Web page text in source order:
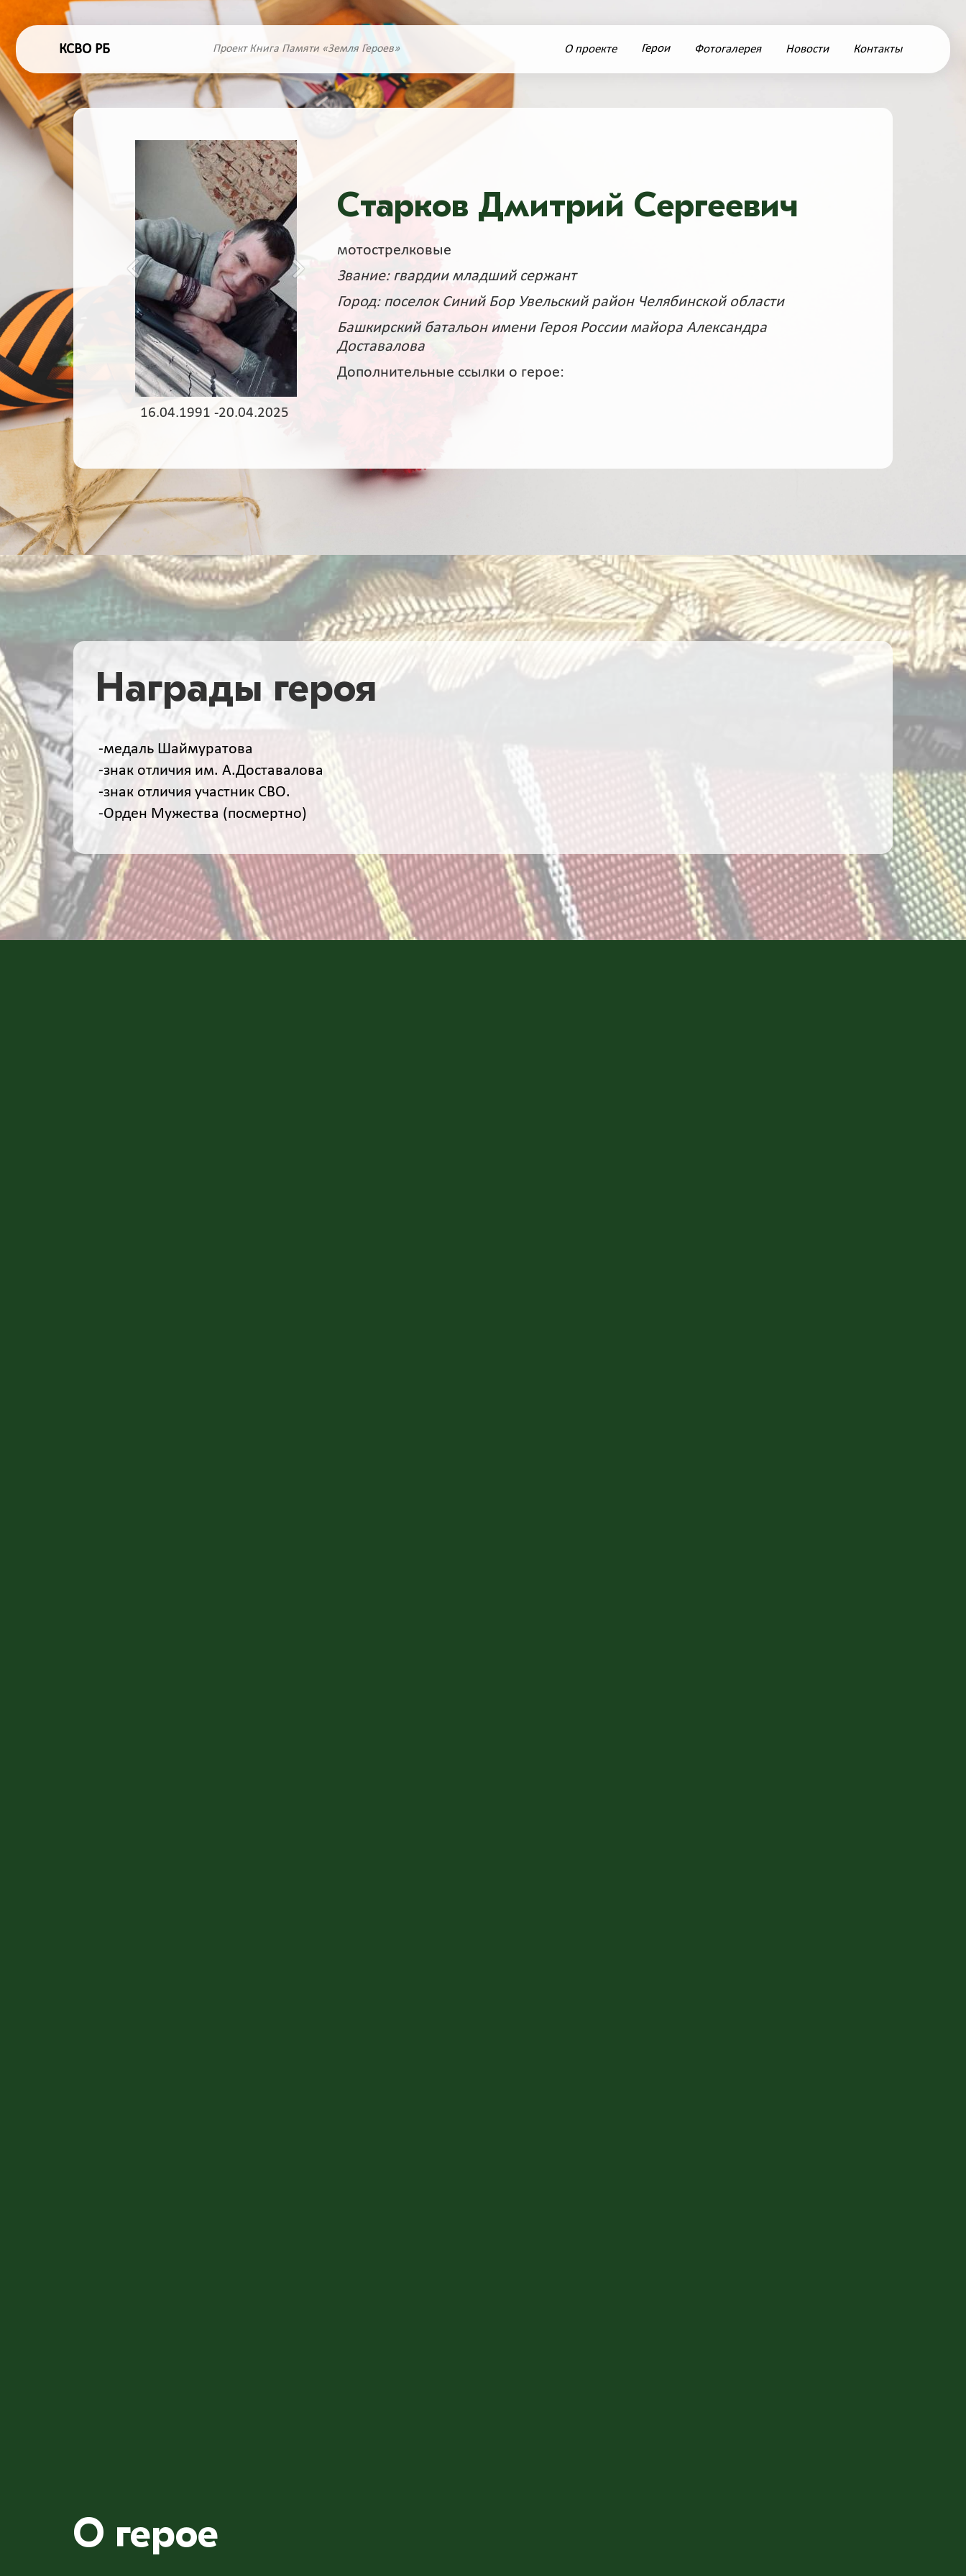
КСВО РБ Проект Книга Памяти «Земля Героев» О проекте Герои Фотогалерея Новости Контакты
16.04.1991 -20.04.2025
Старков Дмитрий Сергеевич
мотострелковые
Звание: гвардии младший сержант
Город: поселок Синий Бор Увельский район Челябинской области
Башкирский батальон имени Героя России майора Александра
Доставалова
Дополнительные ссылки о герое:
Награды героя
-медаль Шаймуратова
-знак отличия им. А.Доставалова
-знак отличия участник СВО.
-Орден Мужества (посмертно)
О герое